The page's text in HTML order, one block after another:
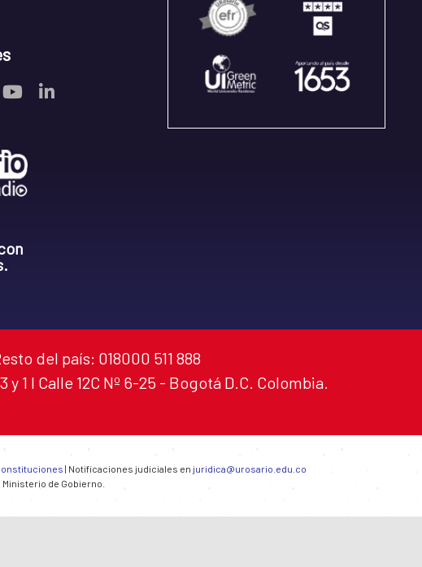
del país: 018000 511 888
1 I Calle 12C Nº 6-25 - Bogotá D.C. Colombia.
| Notificaciones judiciales en juridica@urosario.edu.co
de Gobierno.